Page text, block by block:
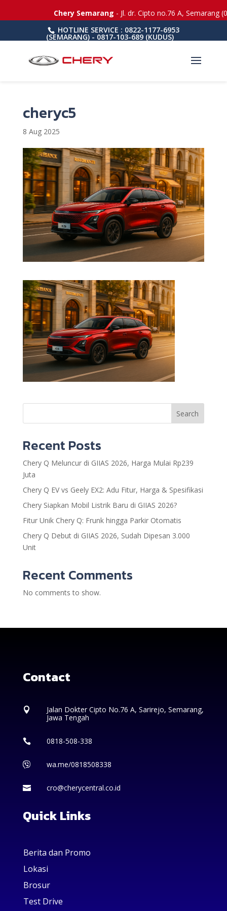
HOTLINE SERVICE : 0822-1177-6953
(SEMARANG) - 0817-103-689 (KUDUS)
cheryc5
8 Aug 2025
Chery Semarang- Jl. dr. Cipto no.76 A, Semarang
Search
Recent Posts
Chery Q Meluncur di GIIAS 2026, Harga Mulai Rp239
Juta
Chery Q EV vs Geely EX2: Adu Fitur, Harga & Spesifikasi
Chery Siapkan Mobil Listrik Baru di GIIAS 2026?
Fitur Unik Chery Q: Frunk hingga Parkir Otomatis
Chery Q Debut di GIIAS 2026, Sudah Dipesan 3.000
Unit
Recent Comments
No comments to show.
Contact

Jalan Dokter Cipto No.76 A, Sarirejo, Semarang,
Jawa Tengah
 0818-508-338
 wa.me/0818508338
 cro@cherycentral.co.id
Quick Links
Berita dan Promo
Lokasi
Brosur
Test Drive